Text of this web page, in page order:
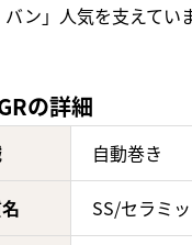
ン」人気を支えてい
の詳細
自動巻き
SS/セラミ